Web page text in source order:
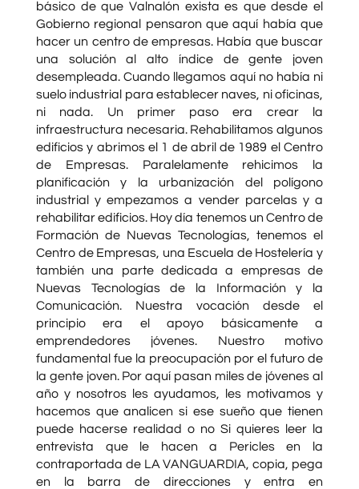
básico de que Valnalón exista es que desde el
Gobierno regional pensaron que aquí había que
hacer un centro de empresas. Había que buscar
una solución al alto índice de gente joven
desempleada. Cuando llegamos aquí no había ni
suelo industrial para establecer naves, ni oficinas,
ni nada. Un primer paso era crear la
infraestructura necesaria. Rehabilitamos algunos
edificios y abrimos el 1 de abril de 1989 el Centro
de Empresas. Paralelamente rehicimos la
planificación y la urbanización del polígono
industrial y empezamos a vender parcelas y a
rehabilitar edificios. Hoy día tenemos un Centro de
Formación de Nuevas Tecnologías, tenemos el
Centro de Empresas, una Escuela de Hostelería y
también una parte dedicada a empresas de
Nuevas Tecnologías de la Información y la
Comunicación. Nuestra vocación desde el
principio era el apoyo básicamente a
emprendedores jóvenes. Nuestro motivo
fundamental fue la preocupación por el futuro de
la gente joven. Por aquí pasan miles de jóvenes al
año y nosotros les ayudamos, les motivamos y
hacemos que analicen si ese sueño que tienen
puede hacerse realidad o no Si quieres leer la
entrevista que le hacen a Pericles en la
contraportada de LA VANGUARDIA, copia, pega
en la barra de direcciones y entra en